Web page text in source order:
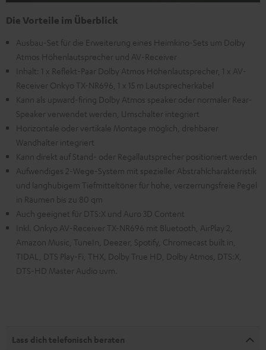
Die Vorteile im Überblick
Ausbau-Set für die Erweiterung eines Heimkino-Sets um Dolby
Atmos Höhenlautsprecher und AV-Receiver
Inhalt: 1 x Reflekt-Paar Dolby Atmos Höhenlautsprecher, 1 x AV-
Receiver Onkyo TX-NR696, 1 x 15 m Lautsprecherkabel
Kann als upward-firing Dolby Atmos speaker oder normaler Rear-
Speaker verwendet werden, Umschalter integriert
Horizontale oder vertikale Montage möglich, drehbarer
Wandhalter integriert
Kann direkt auf Stand- oder Regallautsprecher positioniert werden
Aufwendiges 2-Wege-System mit spezieller Abstrahlcharakteristik
und langhubigem Tiefmitteltöner für hohe, verzerrungsfreie Pegel
in Räumen bis zu 80 qm
Auch geeignet für DTS:X und Auro 3D Content
Inkl. Onkyo AV-Receiver TX-NR696 mit Bluetooth, AirPlay 2,
Amazon Music, TuneIn, Deezer, Spotify, Chromecast built in,
TIDAL, DTS Play-Fi, THX, Dolby True HD, Dolby Atmos, DTS:X,
DTS-HD Master Audio uvm.
Lass dich telefonisch beraten